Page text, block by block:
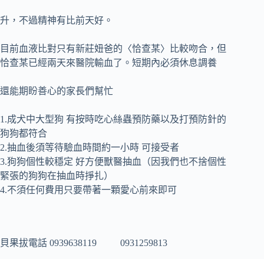
升，不過精神有比前天好。
目前血液比對只有新莊妞爸的〈恰查某〉比較吻合，但
恰查某已經兩天來醫院輸血了。短期內必須休息調養
還能期盼善心的家長們幫忙
1.成犬中大型狗 有按時吃心絲蟲預防藥以及打預防針的
狗狗都符合
2.抽血後須等待驗血時間約一小時 可接受者
3.狗狗個性較穩定 好方便獸醫抽血（因我們也不捨個性
緊張的狗狗在抽血時掙扎）
4.不須任何費用只要帶著一顆愛心前來即可
貝果拔電話 0939638119 0931259813